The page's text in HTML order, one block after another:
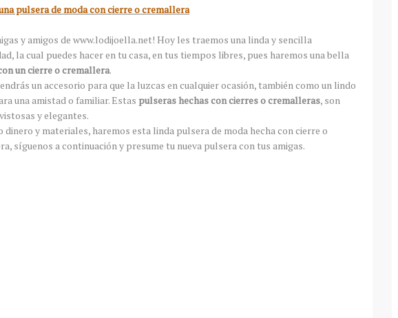
pulsera de moda con cierre o cremallera
y amigos de www.lodijoella.net! Hoy les traemos una linda y sencilla
la cual puedes hacer en tu casa, en tus tiempos libres, pues haremos una bella
un cierre o cremallera.
un accesorio para que la luzcas en cualquier ocasión, también como un lindo
una amistad o familiar. Estas pulseras hechas con cierres o cremalleras, son
y elegantes.
dinero y materiales, haremos esta linda pulsera de moda hecha con cierre o
síguenos a continuación y presume tu nueva pulsera con tus amigas.